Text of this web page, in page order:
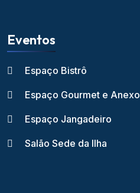
Eventos
Espaço Bistrô
Espaço Gourmet e Anexo
Espaço Jangadeiro
Salão Sede da Ilha